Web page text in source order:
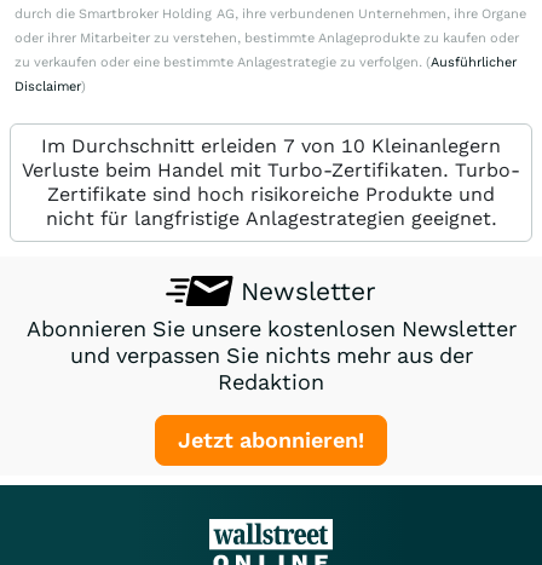
durch die Smartbroker Holding AG, ihre verbundenen Unternehmen, ihre Organe
oder ihrer Mitarbeiter zu verstehen, bestimmte Anlageprodukte zu kaufen oder
zu verkaufen oder eine bestimmte Anlagestrategie zu verfolgen. (Ausführlicher
Disclaimer)
Im Durchschnitt erleiden 7 von 10 Kleinanlegern
Verluste beim Handel mit Turbo-Zertifikaten. Turbo-
Zertifikate sind hoch risikoreiche Produkte und
nicht für langfristige Anlagestrategien geeignet.
Newsletter
Abonnieren Sie unsere kostenlosen Newsletter
und verpassen Sie nichts mehr aus der
Redaktion
Jetzt abonnieren!